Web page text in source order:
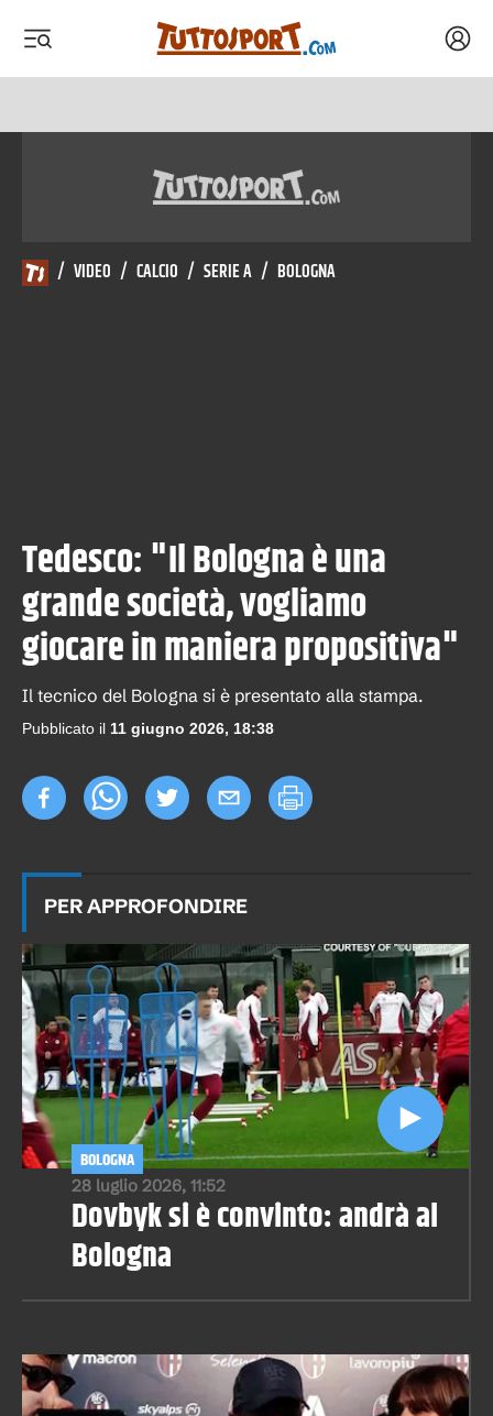
/ VIDEO / CALCIO / SERIE A / BOLOGNA
Tedesco: "Il Bologna è una
grande società, vogliamo
giocare in maniera propositiva"
Il tecnico del Bologna si è presentato alla stampa.
Pubblicato il 11 giugno 2026, 18:38
PER APPROFONDIRE
28 luglio 2026, 11:52
BOLOGNA
Dovbyk si è convinto: andrà al
Bologna